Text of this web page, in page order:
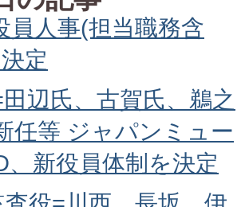
員人事(担当職務含
定
辺氏、古賀氏、鵜之
任等 ジャパンミュー
、新役員体制を決定